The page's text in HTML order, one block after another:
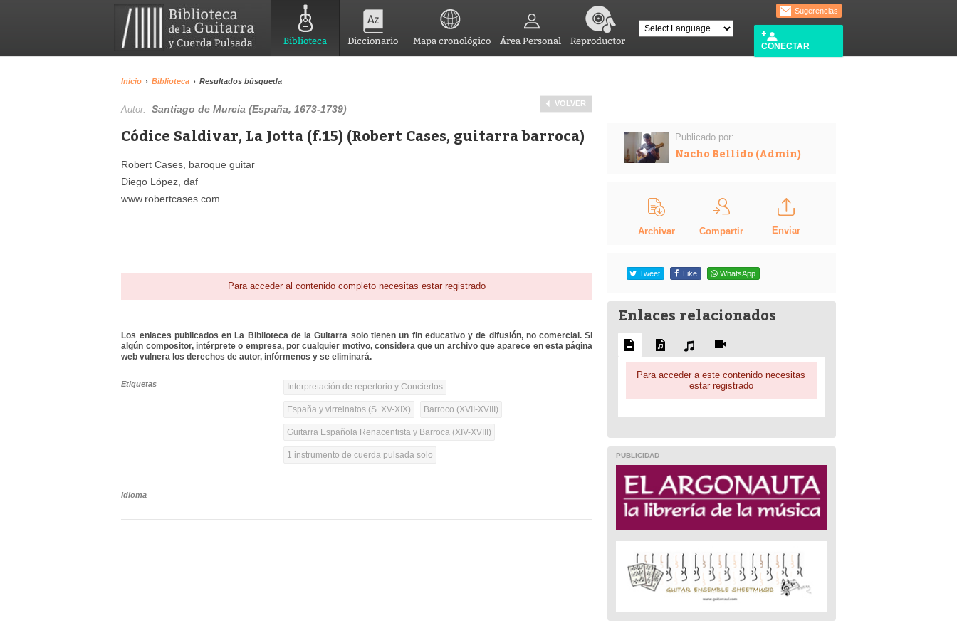
Biblioteca Diccionario Mapa cronológico Área Personal Reproductor
Sugerencias
CONECTAR
Inicio › Biblioteca › Resultados búsqueda
VOLVER
Autor:Santiago de Murcia (España, 1673-1739)
Códice Saldivar, La Jotta (f.15) (Robert Cases, guitarra barroca)
Robert Cases, baroque guitar
Diego López, daf
www.robertcases.com
Para acceder al contenido completo necesitas estar registrado
Los enlaces publicados en La Biblioteca de la Guitarra solo tienen un fin educativo y de difusión, no comercial. Si
algún compositor, intérprete o empresa, por cualquier motivo, considera que un archivo que aparece en esta página
web vulnera los derechos de autor, infórmenos y se eliminará.
Etiquetas Interpretación de repertorio y Conciertos
España y virreinatos (S. XV-XIX) Barroco (XVII-XVIII)
Guitarra Española Renacentista y Barroca (XIV-XVIII)
1 instrumento de cuerda pulsada solo
Idioma
Publicado por:
Nacho Bellido (Admin)
Archivar Compartir Enviar
Tweet Like WhatsApp
Enlaces relacionados
Para acceder a este contenido necesitas
estar registrado
PUBLICIDAD